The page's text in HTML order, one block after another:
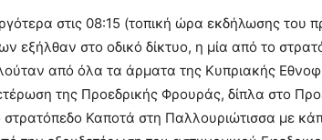
στις 08:15 (τοπική ώρα εκδήλωσης του
εξήλθαν στο οδικό δίκτυο, η μία από το
από όλα τα άρματα της Κυπριακής
της Προεδρικής Φρουράς, δίπλα στο
στρατόπεδο Καποτά στη Παλλουριώτισσα με